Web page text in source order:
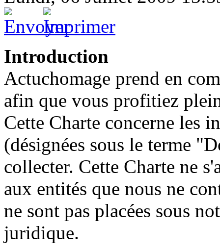
Introduction
Actuchomage prend en
afin que vous profitiez
Cette Charte concerne les
(désignées sous le terme
collecter. Cette Charte ne
aux entités que nous ne
ne sont pas placées sous
juridique.